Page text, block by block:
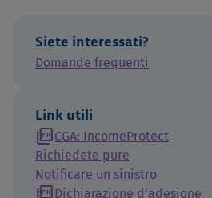
Siete interessati?
Domande frequenti
Link utili
picture_as_pdfCGA: IncomeProtect
Richiedete pure
Notificare un sinistro
Dichiarazione d'adesione